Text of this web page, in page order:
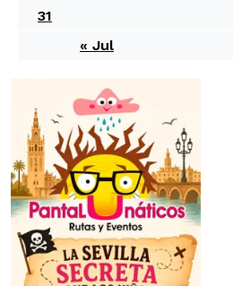
31
« Jul